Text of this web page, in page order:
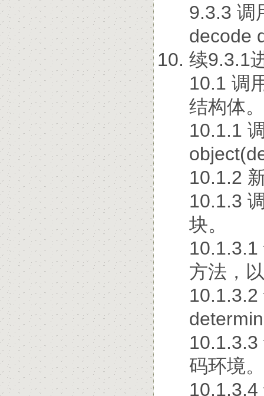
9.3.3 调
decode
续9.3.1
10.1 调
结构体。
10.1.1
10.1.2
10.1.3
块。
方法，
10.1.3.3
码环境。